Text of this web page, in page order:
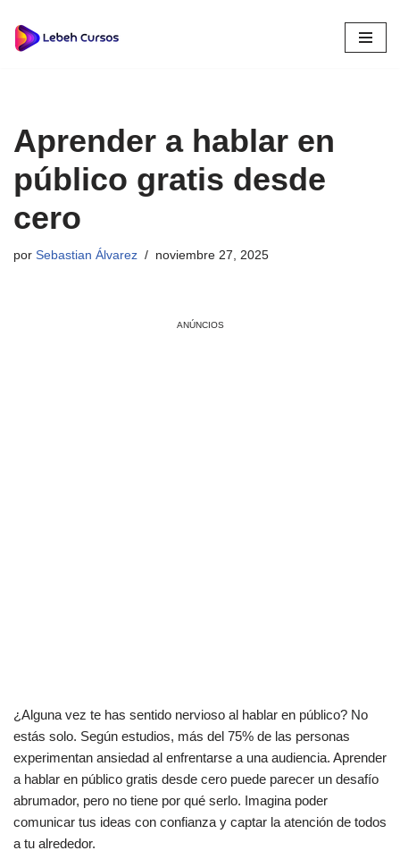
Saltar
Aprender a hablar en
público gratis desde
cero
por Sebastian Álvarez noviembre 27, 2025
ANÚNCIOS
¿Alguna vez te has sentido nervioso al hablar en público? No
estás solo. Según estudios, más del 75% de las personas
experimentan ansiedad al enfrentarse a una audiencia. Aprender
a hablar en público gratis desde cero puede parecer un desafío
abrumador, pero no tiene por qué serlo. Imagina poder
comunicar tus ideas con confianza y captar la atención de todos
a tu alrededor.